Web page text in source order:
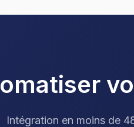
Intégration en moins de